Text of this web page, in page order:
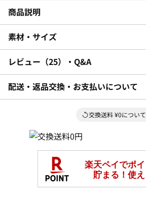
商品説明
素材・サイズ
レビュー 25 ・Q&A
配送・返品交換・お支払いについて
交換送料 ¥0について